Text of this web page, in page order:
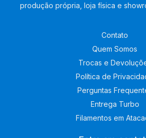
produção própria, loja física e
Contato
Quem Somos
Trocas e
Política de
Perguntas
Entrega Turbo
Filamentos em